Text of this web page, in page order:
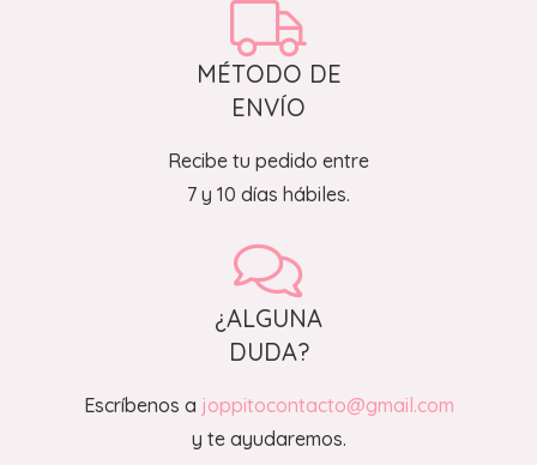
MÉTODO DE
ENVÍO
Recibe tu pedido entre
7 y 10 días hábiles.
¿ALGUNA
DUDA?
Escríbenos a joppitocontacto@gmail.com
y te ayudaremos.